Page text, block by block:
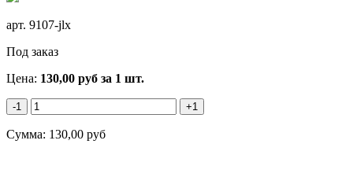
арт. 9107-jlx
Под заказ
Цена: 130,00 руб за 1 шт.
-1 +1
Сумма: 130,00 руб